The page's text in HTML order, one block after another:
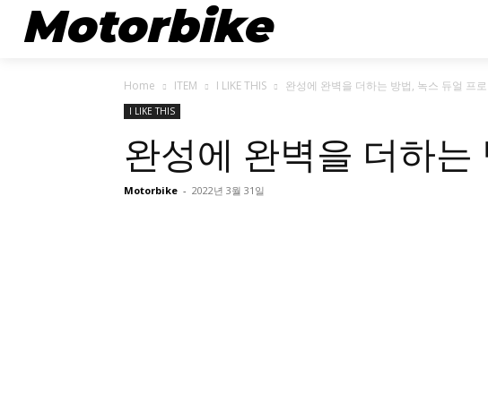
Motorbike
Home ITEM I LIKE THIS 완성에 완벽을 더하는 방법, 녹스 듀얼 프
I LIKE THIS
완성에 완벽을 더하는
Motorbike - 2022년 3월 31일